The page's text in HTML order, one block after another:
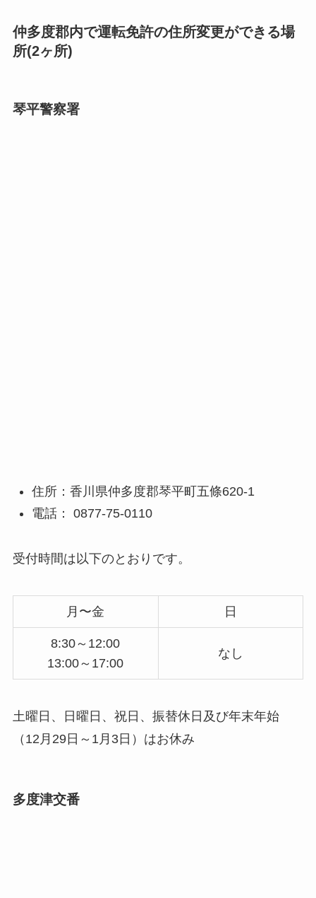
仲多度郡内で運転免許の住所変更ができる場
所(2ヶ所)
琴平警察署
住所：香川県仲多度郡琴平町五條620-1
電話： 0877-75-0110
受付時間は以下のとおりです。
月〜金 日
8:30～12:00
13:00～17:00
なし
土曜日、日曜日、祝日、振替休日及び年末年始
（12月29日～1月3日）はお休み
多度津交番